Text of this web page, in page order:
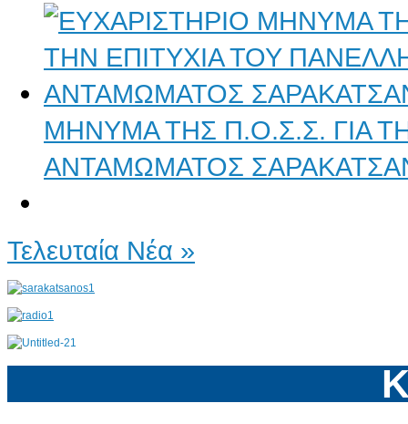
ΜΗΝΥΜΑ ΤΗΣ Π.Ο.Σ.Σ. ΓΙΑ
ΑΝΤΑΜΩΜΑΤΟΣ
Τελευταία Νέα »